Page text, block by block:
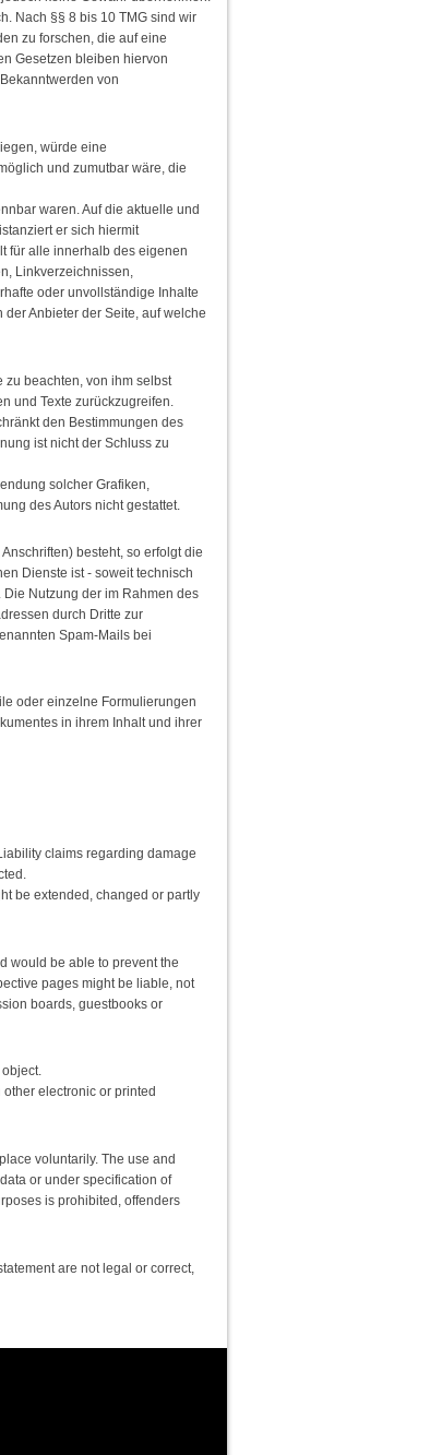
Nach §§ 8 bis 10 TMG sind wir
zu forschen, die auf eine
Gesetzen bleiben hiervon
von
würde eine
und zumutbar wäre, die
waren. Auf die aktuelle und
er sich hiermit
für alle innerhalb des eigenen
Linkverzeichnissen,
oder unvollständige Inhalte
Anbieter der Seite, auf welche
zu beachten, von ihm selbst
und Texte zurückzugreifen.
den Bestimmungen des
ist nicht der Schluss zu
solcher Grafiken,
des Autors nicht gestattet.
besteht, so erfolgt die
Dienste ist - soweit technisch
Nutzung der im Rahmen des
durch Dritte zur
Spam-Mails bei
oder einzelne Formulierungen
in ihrem Inhalt und ihrer
claims regarding damage
be extended, changed or partly
would be able to prevent the
pages might be liable, not
boards, guestbooks or
electronic or printed
voluntarily. The use and
or under specification of
is prohibited, offenders
are not legal or correct,